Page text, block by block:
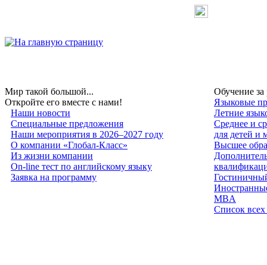
Мир такой большой...
Откройте его вместе с нами!
Наши новости
Специальные предложения
Наши мероприятия в 2026–2027 году
О компании «Глобал-Класс»
Из жизни компании
On-line тест по английскому языку
Заявка на программу
Обучение
Языковые
Летние
Среднее и
для детей и
Высшее
MBA
Список